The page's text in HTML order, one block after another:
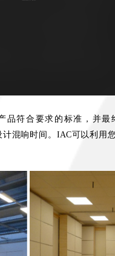
符合要求的标准，并最
混响时间。IAC可以利用